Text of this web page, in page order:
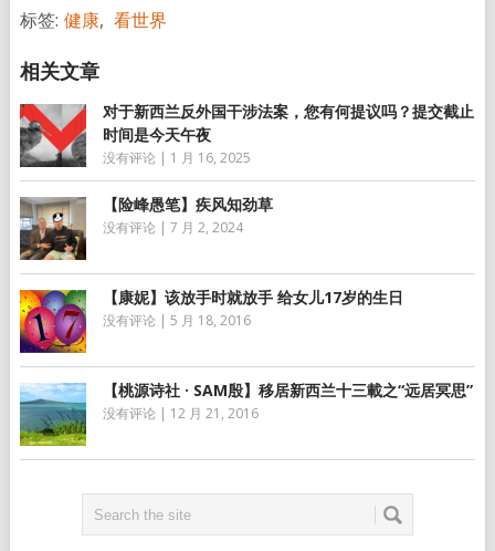
标签: 健康, 看世界
对于新西兰反外国干涉法案，您有何提议吗？提交截止
时间是今天午夜
没有评论 | 1 月 16, 2025
【险峰愚笔】疾风知劲草
没有评论 | 7 月 2, 2024
【康妮】该放手时就放手 给女儿17岁的生日
没有评论 | 5 月 18, 2016
【桃源诗社 · SAM殷】移居新西兰十三載之“远居冥思”
没有评论 | 12 月 21, 2016